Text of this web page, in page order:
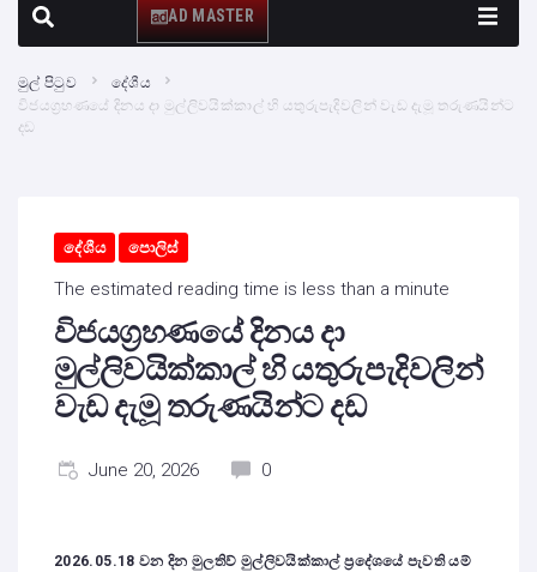
AD MASTER
මුල් පිටුව
දේශීය
විජයග්‍රහණයේ දිනය දා මුල්ලිවයික්කාල් හි යතුරුපැදිවලින් වැඩ දැමූ තරුණයින්ට
දඩ
දේශීය පොලිස්
The estimated reading time is less than a minute
විජයග්‍රහණයේ දිනය දා
මුල්ලිවයික්කාල් හි යතුරුපැදිවලින්
වැඩ දැමූ තරුණයින්ට දඩ
June 20, 2026 0
2026.05.18 වන දින මුලතිව් මුල්ලිවයික්කාල් ප්‍රදේශයේ පැවති යම්